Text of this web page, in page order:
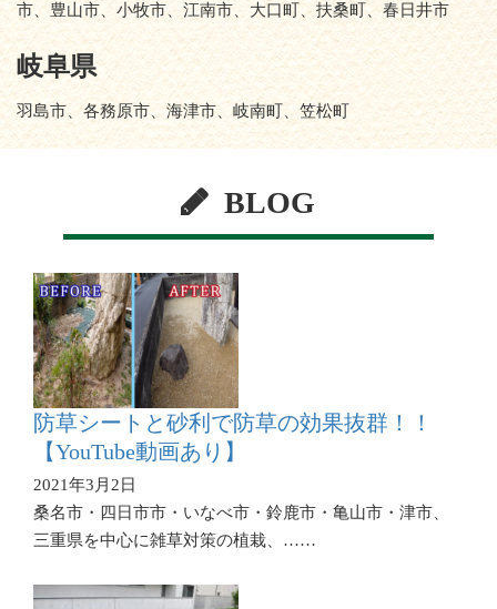
市、豊山市、小牧市、江南市、大口町、扶桑町、春日井市
岐阜県
羽島市、各務原市、海津市、岐南町、笠松町
BLOG
防草シートと砂利で防草の効果抜群！！
【YouTube動画あり】
2021年3月2日
桑名市・四日市市・いなべ市・鈴鹿市・亀山市・津市、
三重県を中心に雑草対策の植栽、……